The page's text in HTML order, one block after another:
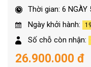
Thời gian: 6 NGÀY
Ngày khởi hành:
Số chỗ còn nhận:
26.900.000 đ